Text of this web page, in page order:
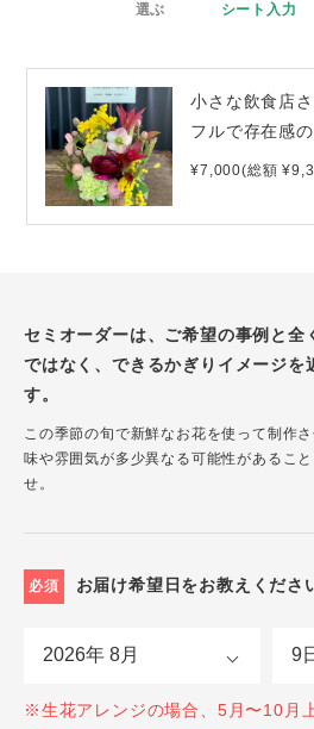
選ぶ
シート入力
小さな飲食店
フルで存在感
¥7,000(総額
セミオーダーは、ご希望の事例と全
ではなく、できるかぎりイメージを
す。
この季節の旬で新鮮なお花を使って制作
味や雰囲気が多少異なる可能性があるこ
せ。
必須 お届け希望日をお教えくださ
※生花アレンジの場合、5月〜10月